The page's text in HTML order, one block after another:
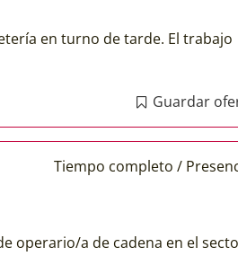
en turno de tarde. El trabajo
Guardar
Tiempo completo /
operario/a de cadena en el